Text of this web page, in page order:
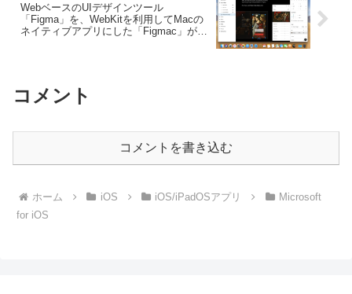
WebベースのUIデザインツール
「Figma」を、WebKitを利用してMacの
ネイティブアプリにした「Figmac」がリ
コメント
コメントを書き込む
ホーム iOS iOS/iPadOSアプリ
Microsoft
for iOS